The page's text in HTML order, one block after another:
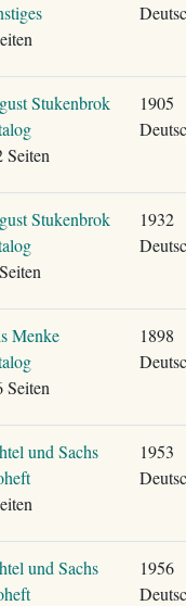
Stukenbrok
Seiten
1905
Stukenbrok
1932
Menke
Seiten
1898
und Sachs
1953
und Sachs
1956